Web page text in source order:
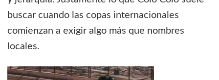
buscar cuando las copas internacionales
comienzan a exigir algo más que nombres
locales.